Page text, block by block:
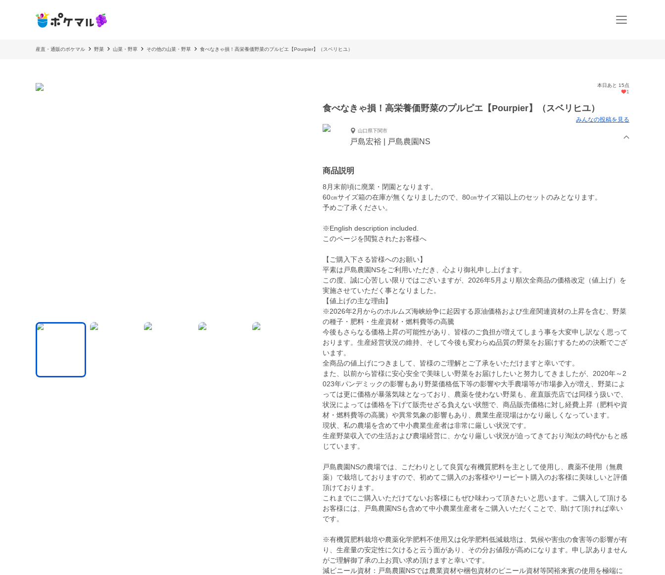
産直・通販のポケマル 野菜 山菜・野草 その他の山菜・野草 食べなきゃ損！高栄養価野菜のプルピエ【Pourpier】（スベリヒユ）
本日あと 15点
1
食べなきゃ損！高栄養価野菜のプルピエ【Pourpier】（スベリヒユ）
みんなの投稿を見る
山口県下関市
戸島宏裕 | 戸島農園NS
商品説明
8月末前頃に廃業・閉園となります。
60㎝サイズ箱の在庫が無くなりましたので、80㎝サイズ箱以上のセットのみとなります。
予めご了承ください。
※English description included.
このページを閲覧されたお客様へ
【ご購入下さる皆様へのお願い】
平素は戸島農園NSをご利用いただき、心より御礼申し上げます。
この度、誠に心苦しい限りではございますが、2026年5月より順次全商品の価格改定（値上げ）を
実施させていただく事となりました。
【値上げの主な理由】
※2026年2月からのホルムズ海峡紛争に起因する原油価格および生産関連資材の上昇を含む、野菜
の種子・肥料・生産資材・燃料費等の高騰
今後もさらなる価格上昇の可能性があり、皆様のご負担が増えてしまう事を大変申し訳なく思って
おります。生産経営状況の維持、そして今後も変わらぬ品質の野菜をお届けするための決断でござ
います。
全商品の値上げにつきまして、皆様のご理解とご了承をいただけますと幸いです。
また、以前から皆様に安心安全で美味しい野菜をお届けしたいと努力してきましたが、2020年～2
023年パンデミックの影響もあり野菜価格低下等の影響や大手農場等が市場参入が増え、野菜によ
っては更に価格が暴落気味となっており、農薬を使わない野菜も、産直販売店では同様う扱いで、
状況によっては価格を下げて販売せざる負えない状態で、商品販売価格に対し経費上昇（肥料や資
材・燃料費等の高騰）や異常気象の影響もあり、農業生産現場はかなり厳しくなっています。
現状、私の農場を含めて中小農業生産者は非常に厳しい状況です。
生産野菜収入での生活および農場経営に、かなり厳しい状況が迫ってきており淘汰の時代かもと感
じています。
戸島農園NSの農場では、こだわりとして良質な有機質肥料を主として使用し、農薬不使用（無農
薬）で栽培しておりますので、初めてご購入のお客様やリーピート購入のお客様に美味しいと評価
頂けております。
これまでにご購入いただけてないお客様にもぜひ味わって頂きたいと思います。ご購入して頂ける
お客様には、戸島農園NSも含めて中小農業生産者をご購入いただくことで、助けて頂ければ幸い
です。
※有機質肥料栽培や農薬化学肥料不使用又は化学肥料低減栽培は、気候や害虫の食害等の影響が有
り、生産量の安定性に欠けると云う面があり、その分お値段が高めになります。申し訳ありません
がご理解御了承の上お買い求め頂けますと幸いです。
減ビニール資材：戸島農園NSでは農業資材や梱包資材のビニール資材等関裕来賓の使用を極端に